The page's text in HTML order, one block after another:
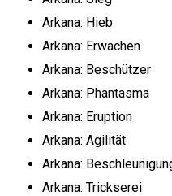
Arkana: Hieb
Arkana: Erwachen
Arkana: Beschützer
Arkana: Phantasma
Arkana: Eruption
Arkana: Agilität
Arkana:
Arkana: Trickserei